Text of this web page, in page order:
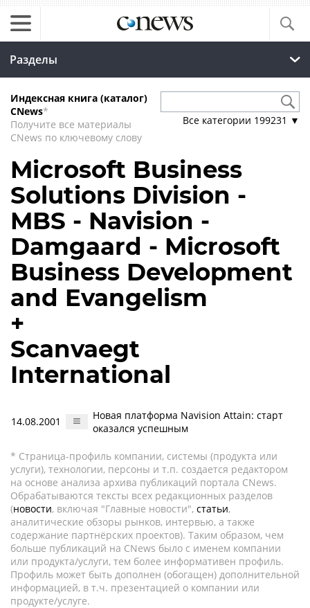
Разделы
Индексная книга (каталог)
CNews*
Получите все материалы
CNews по ключевому слову
Все категории 199231 ▼
Microsoft Business
Solutions Division -
MBS - Navision -
Damgaard - Microsoft
Business Development
and Evangelism
+
Scanvaegt
International
14.08.2001
Новая платформа Navision Attain: старт
оказался успешным
* Страница-профиль компании, системы (продукта или
услуги), технологии, персоны и т.п. создается редактором
на основе анализа архива публикаций портала CNews.
Обрабатываются тексты всех редакционных разделов
(новости, включая "Главные новости", статьи,
аналитические обзоры рынков, интервью, а также
содержание партнёрских проектов). Таким образом, чем
больше публикаций на CNews было с именем компании
или продукта/услуги, тем более информативен профиль.
Профиль может быть дополнен (обогащен) дополнительной
информацией, в т.ч. презентацией о компании или
продукте/услуге.